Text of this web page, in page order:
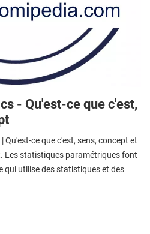
- Qu'est-ce que c'est,
ce que c'est, sens, concept et
Les statistiques paramétriques font
qui utilise des statistiques et des